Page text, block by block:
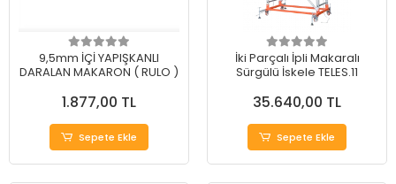
9,5mm İÇİ YAPIŞKANLI
DARALAN MAKARON ( RULO )
1.877,00 TL
Sepete Ekle
İki Parçalı İpli Makaralı
Sürgülü İskele TELES.11
35.640,00 TL
Sepete Ekle